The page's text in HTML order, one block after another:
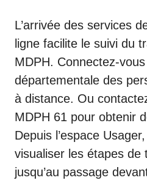
L’arrivée des services
ligne facilite le suivi du
MDPH. Connectez-
départementale des
à distance. Ou
MDPH 61 pour obtenir
Depuis l’espace
visualiser les étapes de
jusqu’au passage